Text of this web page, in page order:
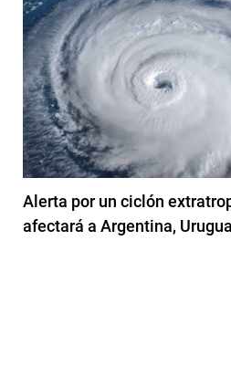
Alerta por un ciclón
afectará a Argentina,